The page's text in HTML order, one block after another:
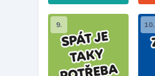
9. 10.